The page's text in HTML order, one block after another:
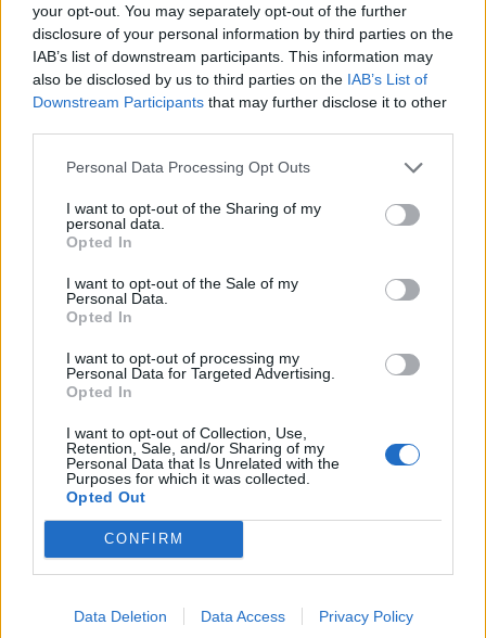
your opt-out. You may separately opt-out of the further
disclosure of your personal information by third parties on the
IAB’s list of downstream participants. This information may
also be disclosed by us to third parties on the IAB’s List of
Downstream Participants that may further disclose it to other
Personal Data Processing Opt Outs
I want to opt-out of the Sharing of my
personal data.
Opted In
I want to opt-out of the Sale of my
Personal Data.
Opted In
I want to opt-out of processing my
Personal Data for Targeted Advertising.
Opted In
I want to opt-out of Collection, Use,
Retention, Sale, and/or Sharing of my
Personal Data that Is Unrelated with the
Purposes for which it was collected.
Opted Out
CONFIRM
Data Deletion Data Access Privacy Policy
Szerzői jogok
Adatvédelmi tájékoztató
Cookie-kezelési tájékoztató
Hozzászólási szabályzat
Nyomtatott lapjaink archívuma
Székely Hírmondó archívuma
Sütibeállítások
Médiatér
Liget
Krónika
Bihari Napló
Erdélyi Napló
Főtér
Rádió GaGa